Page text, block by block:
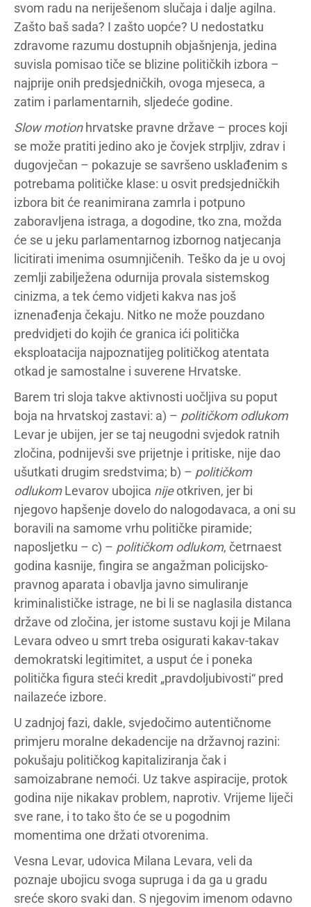
svom radu na neriješenom slučaja i dalje agilna.
Zašto baš sada? I zašto uopće? U nedostatku
zdravome razumu dostupnih objašnjenja, jedina
suvisla pomisao tiče se blizine političkih izbora –
najprije onih predsjedničkih, ovoga mjeseca, a
zatim i parlamentarnih, sljedeće godine.
Slow motionhrvatske pravne države – proces koji
se može pratiti jedino ako je čovjek strpljiv, zdrav i
dugovječan – pokazuje se savršeno usklađenim s
potrebama političke klase: u osvit predsjedničkih
izbora bit će reanimirana zamrla i potpuno
zaboravljena istraga, a dogodine, tko zna, možda
će se u jeku parlamentarnog izbornog natjecanja
licitirati imenima osumnjičenih. Teško da je u ovoj
zemlji zabilježena odurnija provala sistemskog
cinizma, a tek ćemo vidjeti kakva nas još
iznenađenja čekaju. Nitko ne može pouzdano
predvidjeti do kojih će granica ići politička
eksploatacija najpoznatijeg političkog atentata
otkad je samostalne i suverene Hrvatske.
Barem tri sloja takve aktivnosti uočljiva su poput
boja na hrvatskoj zastavi: a) – političkom odlukom
Levar je ubijen, jer se taj neugodni svjedok ratnih
zločina, podnijevši sve prijetnje i pritiske, nije dao
ušutkati drugim sredstvima; b) – političkom
odlukomLevarov ubojica nijeotkriven, jer bi
njegovo hapšenje dovelo do nalogodavaca, a oni su
boravili na samome vrhu političke piramide;
naposljetku – c) – političkom odlukom, četrnaest
godina kasnije, fingira se angažman policijsko-
pravnog aparata i obavlja javno simuliranje
kriminalističke istrage, ne bi li se naglasila distanca
države od zločina, jer istome sustavu koji je Milana
Levara odveo u smrt treba osigurati kakav-takav
demokratski legitimitet, a usput će i poneka
politička figura steći kredit „pravdoljubivosti“ pred
nailazeće izbore.
U zadnjoj fazi, dakle, svjedočimo autentičnome
primjeru moralne dekadencije na državnoj razini:
pokušaju političkog kapitaliziranja čak i
samoizabrane nemoći. Uz takve aspiracije, protok
godina nije nikakav problem, naprotiv. Vrijeme liječi
sve rane, i to tako što će se u pogodnim
momentima one držati otvorenima.
Vesna Levar, udovica Milana Levara, veli da
poznaje ubojicu svoga supruga i da ga u gradu
sreće skoro svaki dan. S njegovim imenom odavno